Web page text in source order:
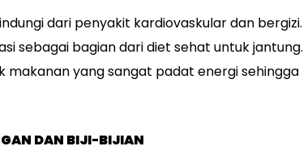
dari penyakit kardiovaskular dan bergizi.
sebagai bagian dari diet sehat untuk jantung.
makanan yang sangat padat energi sehingga
DAN BIJI-BIJIAN